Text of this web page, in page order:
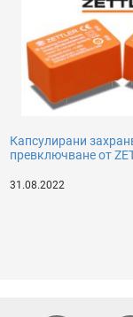
Капсулирани
превключване от
31.08.2022